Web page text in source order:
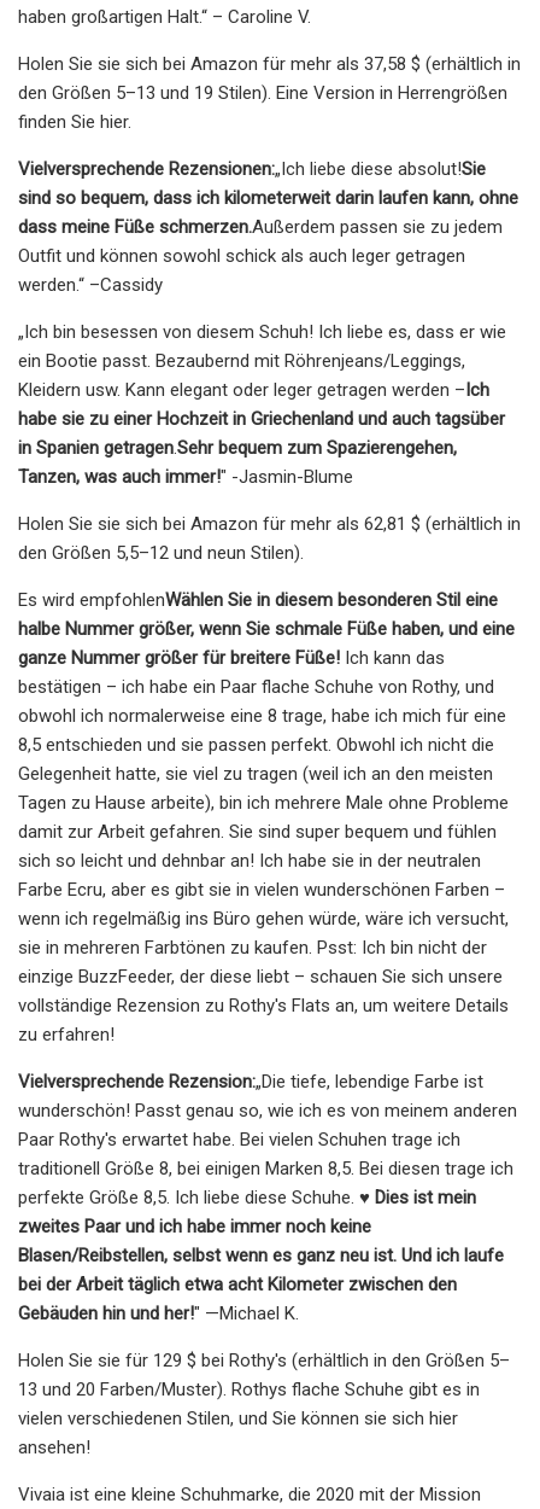
haben großartigen Halt.“ – Caroline V.
Holen Sie sie sich bei Amazon für mehr als 37,58 $ (erhältlich in
den Größen 5–13 und 19 Stilen). Eine Version in Herrengrößen
finden Sie hier.
Vielversprechende Rezensionen:„Ich liebe diese absolut!Sie
sind so bequem, dass ich kilometerweit darin laufen kann, ohne
dass meine Füße schmerzen.Außerdem passen sie zu jedem
Outfit und können sowohl schick als auch leger getragen
werden.“ –Cassidy
„Ich bin besessen von diesem Schuh! Ich liebe es, dass er wie
ein Bootie passt. Bezaubernd mit Röhrenjeans/Leggings,
Kleidern usw. Kann elegant oder leger getragen werden –Ich
habe sie zu einer Hochzeit in Griechenland und auch tagsüber
in Spanien getragen.Sehr bequem zum Spazierengehen,
Tanzen, was auch immer!" -Jasmin-Blume
Holen Sie sie sich bei Amazon für mehr als 62,81 $ (erhältlich in
den Größen 5,5–12 und neun Stilen).
Es wird empfohlenWählen Sie in diesem besonderen Stil eine
halbe Nummer größer, wenn Sie schmale Füße haben, und eine
ganze Nummer größer für breitere Füße! Ich kann das
bestätigen – ich habe ein Paar flache Schuhe von Rothy, und
obwohl ich normalerweise eine 8 trage, habe ich mich für eine
8,5 entschieden und sie passen perfekt. Obwohl ich nicht die
Gelegenheit hatte, sie viel zu tragen (weil ich an den meisten
Tagen zu Hause arbeite), bin ich mehrere Male ohne Probleme
damit zur Arbeit gefahren. Sie sind super bequem und fühlen
sich so leicht und dehnbar an! Ich habe sie in der neutralen
Farbe Ecru, aber es gibt sie in vielen wunderschönen Farben –
wenn ich regelmäßig ins Büro gehen würde, wäre ich versucht,
sie in mehreren Farbtönen zu kaufen. Psst: Ich bin nicht der
einzige BuzzFeeder, der diese liebt – schauen Sie sich unsere
vollständige Rezension zu Rothy's Flats an, um weitere Details
zu erfahren!
Vielversprechende Rezension:„Die tiefe, lebendige Farbe ist
wunderschön! Passt genau so, wie ich es von meinem anderen
Paar Rothy's erwartet habe. Bei vielen Schuhen trage ich
traditionell Größe 8, bei einigen Marken 8,5. Bei diesen trage ich
perfekte Größe 8,5. Ich liebe diese Schuhe. ♥️ Dies ist mein
zweites Paar und ich habe immer noch keine
Blasen/Reibstellen, selbst wenn es ganz neu ist. Und ich laufe
bei der Arbeit täglich etwa acht Kilometer zwischen den
Gebäuden hin und her!" —Michael K.
Holen Sie sie für 129 $ bei Rothy's (erhältlich in den Größen 5–
13 und 20 Farben/Muster). Rothys flache Schuhe gibt es in
vielen verschiedenen Stilen, und Sie können sie sich hier
ansehen!
Vivaia ist eine kleine Schuhmarke, die 2020 mit der Mission